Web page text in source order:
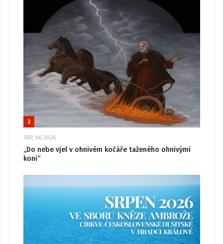
2
SRP, 06 2026
„Do nebe vjel v ohnivém kočáře taženého ohnivými
koni“